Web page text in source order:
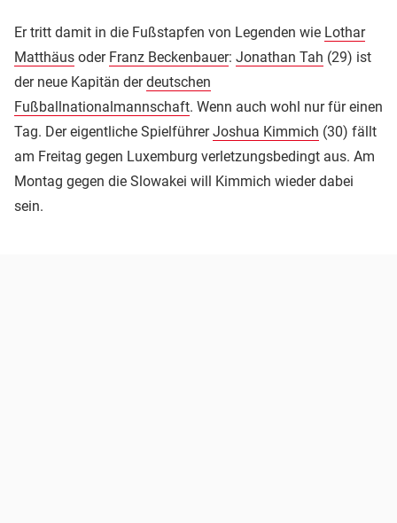
Er tritt damit in die Fußstapfen von Legenden wie Lothar
Matthäus oder Franz Beckenbauer: Jonathan Tah (29) ist
der neue Kapitän derdeutschen
Fußballnationalmannschaft. Wenn auch wohl nur für einen
Tag. Der eigentliche SpielführerJoshua Kimmich (30) fällt
am Freitag gegen Luxemburg verletzungsbedingt aus. Am
Montag gegen die Slowakei will Kimmich wieder dabei
sein.